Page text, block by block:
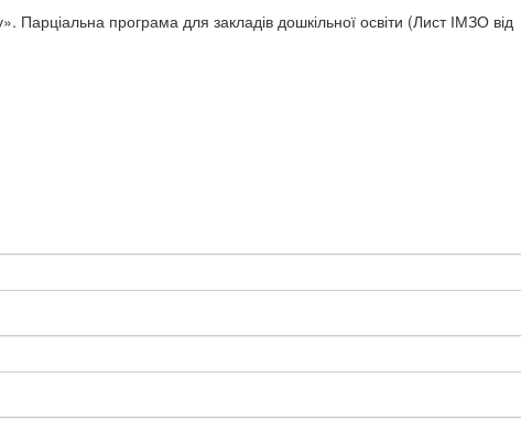
Парціальна програма для закладів дошкільної освіти (Лист ІМЗО від